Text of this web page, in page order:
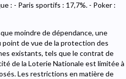
: - Paris sportifs : 17,7%. - Poker :
moindre de dépendance, une
de vue de la protection des
existants, tels que le contrat de
de la Loterie Nationale est limitée à
Les restrictions en matière de